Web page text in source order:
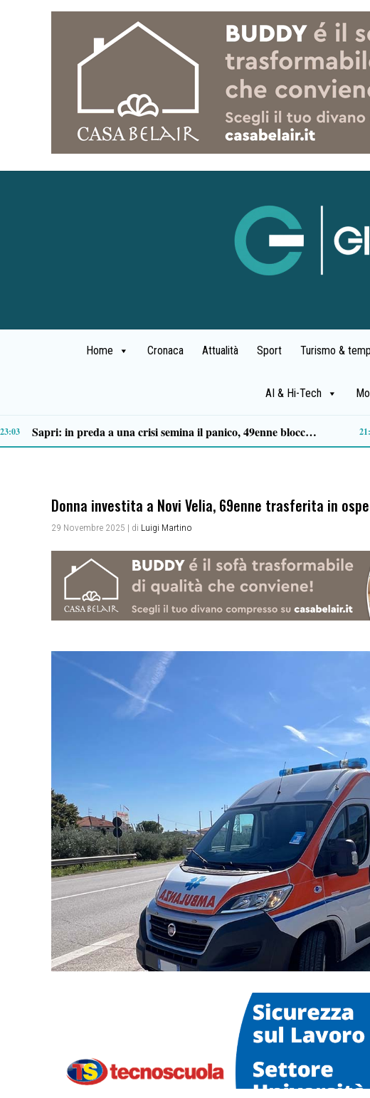
Home Cronaca Attualità Sport Turismo &
AI & Hi-Tech
Tortorella celebra la Fiera di San Basilio: tra antichi mestieri, bestiame e la musica della Bandabardò 14:49 Premio Terre del
Donna investita a Novi Velia, 69enne trasferita in
29 Novembre 2025 | di Luigi Martino